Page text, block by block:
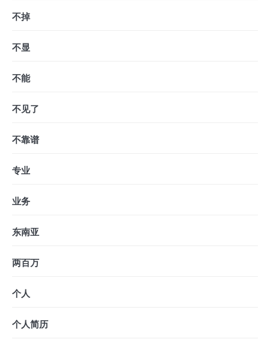
不掉
不显
不能
不见了
不靠谱
专业
业务
东南亚
两百万
个人
个人简历